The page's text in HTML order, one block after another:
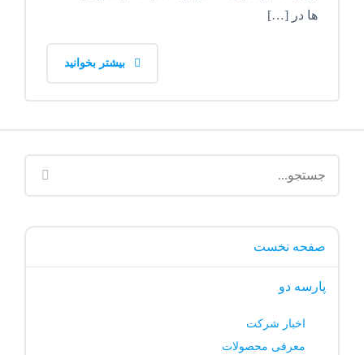
ها در […]
صفحه نخست
پارسه دو
اخبار شرکت
معرفی محصولات